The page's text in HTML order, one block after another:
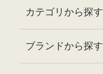
カテゴリから探す
ブランドから探す